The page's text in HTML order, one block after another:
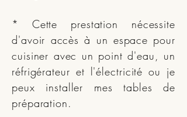
* Cette prestation nécessite
d'avoir accès à un espace pour
cuisiner avec un point d'eau, un
réfrigérateur et l'électricité ou je
peux installer mes tables de
préparation.